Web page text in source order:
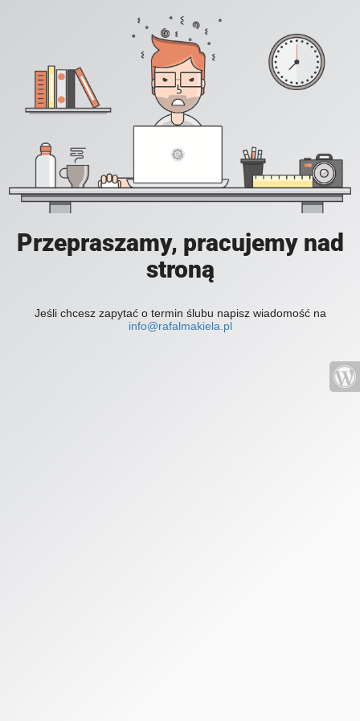
Przepraszamy, pracujemy nad
stroną
Jeśli chcesz zapytać o termin ślubu napisz wiadomość na
info@rafalmakiela.pl